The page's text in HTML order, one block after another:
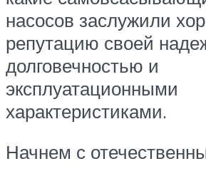
насосов заслужили
репутацию своей
долговечностью и
эксплуатационными
характеристиками.
Начнем с